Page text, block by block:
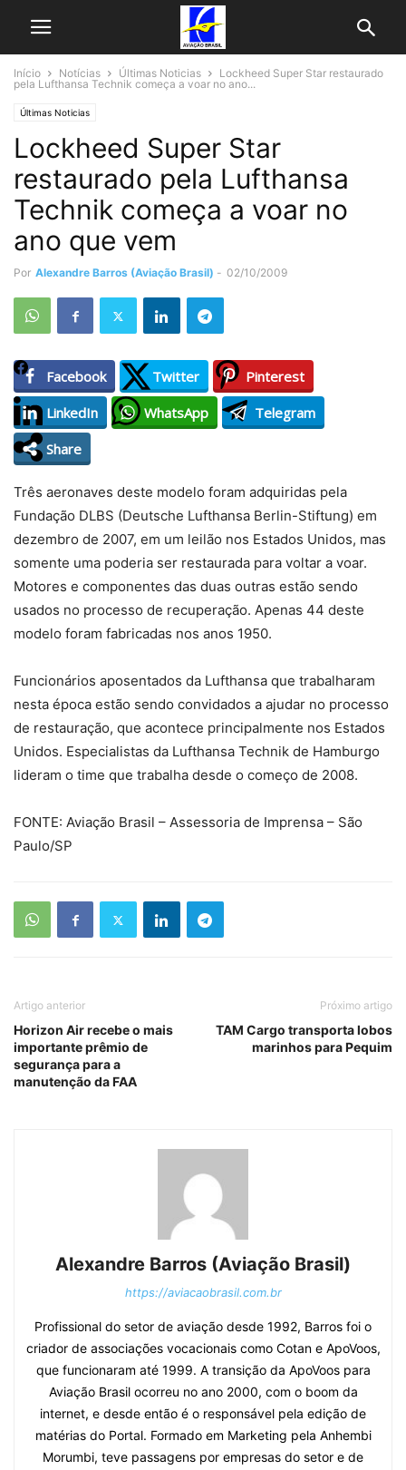
Início Notícias Últimas Noticias
Lockheed Super Star restaurado
pela Lufthansa Technik começa a voar no ano...
Últimas Noticias
Lockheed Super Star
restaurado pela Lufthansa
Technik começa a voar no
ano que vem
Por Alexandre Barros (Aviação Brasil) - 02/10/2009
Facebook Twitter
Pinterest
LinkedIn
WhatsApp
Telegram
Share
Três aeronaves deste modelo foram adquiridas pela
Fundação DLBS (Deutsche Lufthansa Berlin-Stiftung) em
dezembro de 2007, em um leilão nos Estados Unidos, mas
somente uma poderia ser restaurada para voltar a voar.
Motores e componentes das duas outras estão sendo
usados no processo de recuperação. Apenas 44 deste
modelo foram fabricadas nos anos 1950.
Funcionários aposentados da Lufthansa que trabalharam
nesta época estão sendo convidados a ajudar no processo
de restauração, que acontece principalmente nos Estados
Unidos. Especialistas da Lufthansa Technik de Hamburgo
lideram o time que trabalha desde o começo de 2008.
FONTE: Aviação Brasil – Assessoria de Imprensa – São
Paulo/SP
Artigo anterior
Horizon Air recebe o mais
importante prêmio de
segurança para a
manutenção da FAA
Próximo artigo
TAM Cargo transporta lobos
marinhos para Pequim
Alexandre Barros (Aviação Brasil)
https://aviacaobrasil.com.br
Profissional do setor de aviação desde 1992, Barros foi o
criador de associações vocacionais como Cotan e ApoVoos,
que funcionaram até 1999. A transição da ApoVoos para
Aviação Brasil ocorreu no ano 2000, com o boom da
internet, e desde então é o responsável pela edição de
matérias do Portal. Formado em Marketing pela Anhembi
Morumbi, teve passagens por empresas do setor e de